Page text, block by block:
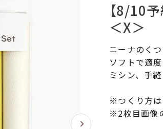
【8/10
＜X＞
ニーナのく
ソフトで適
ミシン、手
※つくり方は
※2枚目画像